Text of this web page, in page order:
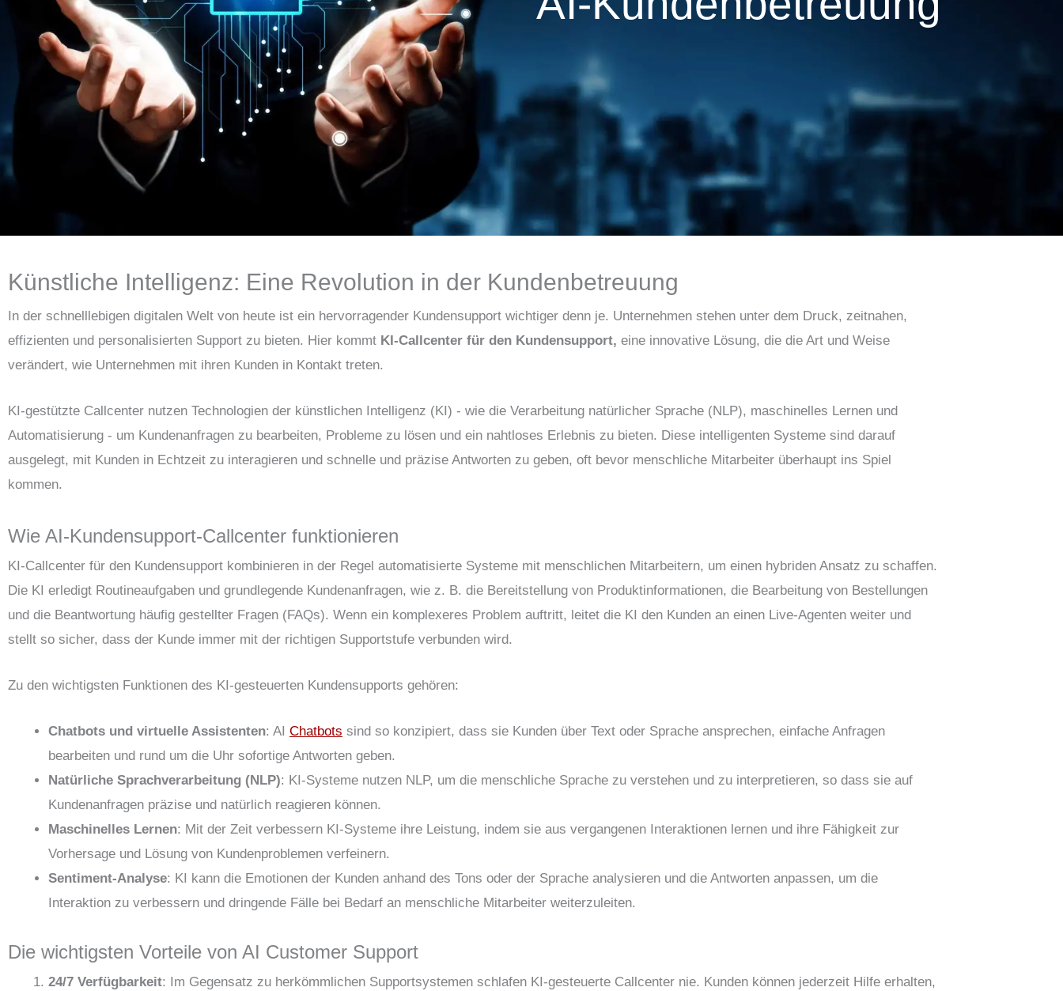
Künstliche Intelligenz: Eine Revolution in der Kundenbetreuung
In der schnelllebigen digitalen Welt von heute ist ein hervorragender Kundensupport wichtiger denn je. Unternehmen stehen unter dem Druck, zeitnahen,
effizienten und personalisierten Support zu bieten. Hier kommt KI-Callcenter für den Kundensupport, eine innovative Lösung, die die Art und Weise
verändert, wie Unternehmen mit ihren Kunden in Kontakt treten.
KI-gestützte Callcenter nutzen Technologien der künstlichen Intelligenz (KI) - wie die Verarbeitung natürlicher Sprache (NLP), maschinelles Lernen und
Automatisierung - um Kundenanfragen zu bearbeiten, Probleme zu lösen und ein nahtloses Erlebnis zu bieten. Diese intelligenten Systeme sind darauf
ausgelegt, mit Kunden in Echtzeit zu interagieren und schnelle und präzise Antworten zu geben, oft bevor menschliche Mitarbeiter überhaupt ins Spiel
kommen.
Wie AI-Kundensupport-Callcenter funktionieren
KI-Callcenter für den Kundensupport kombinieren in der Regel automatisierte Systeme mit menschlichen Mitarbeitern, um einen hybriden Ansatz zu schaffen.
Die KI erledigt Routineaufgaben und grundlegende Kundenanfragen, wie z. B. die Bereitstellung von Produktinformationen, die Bearbeitung von Bestellungen
und die Beantwortung häufig gestellter Fragen (FAQs). Wenn ein komplexeres Problem auftritt, leitet die KI den Kunden an einen Live-Agenten weiter und
stellt so sicher, dass der Kunde immer mit der richtigen Supportstufe verbunden wird.
Zu den wichtigsten Funktionen des KI-gesteuerten Kundensupports gehören:
Chatbots und virtuelle Assistenten: AI Chatbots sind so konzipiert, dass sie Kunden über Text oder Sprache ansprechen, einfache Anfragen
bearbeiten und rund um die Uhr sofortige Antworten geben.
Natürliche Sprachverarbeitung (NLP): KI-Systeme nutzen NLP, um die menschliche Sprache zu verstehen und zu interpretieren, so dass sie auf
Kundenanfragen präzise und natürlich reagieren können.
Maschinelles Lernen: Mit der Zeit verbessern KI-Systeme ihre Leistung, indem sie aus vergangenen Interaktionen lernen und ihre Fähigkeit zur
Vorhersage und Lösung von Kundenproblemen verfeinern.
Sentiment-Analyse: KI kann die Emotionen der Kunden anhand des Tons oder der Sprache analysieren und die Antworten anpassen, um die
Interaktion zu verbessern und dringende Fälle bei Bedarf an menschliche Mitarbeiter weiterzuleiten.
Die wichtigsten Vorteile von AI Customer Support
24/7 Verfügbarkeit: Im Gegensatz zu herkömmlichen Supportsystemen schlafen KI-gesteuerte Callcenter nie. Kunden können jederzeit Hilfe erhalten,